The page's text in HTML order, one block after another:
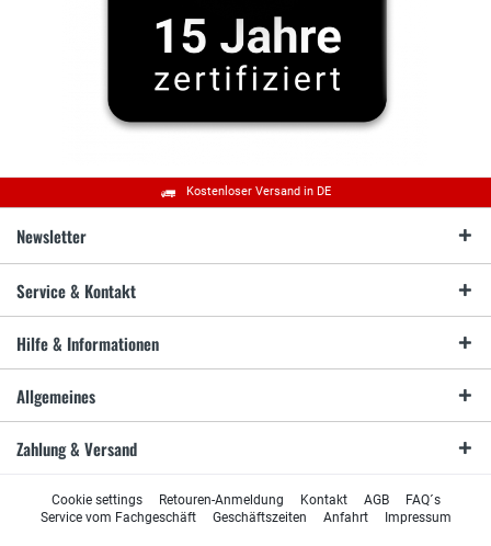
Kostenloser Versand in DE
Newsletter
Service & Kontakt
Hilfe & Informationen
Allgemeines
Zahlung & Versand
Cookie settings Retouren-Anmeldung Kontakt AGB
FAQ´s
Service vom Fachgeschäft
Geschäftszeiten Anfahrt Impressum